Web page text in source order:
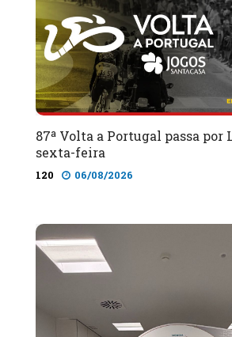
87ª Volta a Portugal passa por
sexta-feira
120 06/08/2026